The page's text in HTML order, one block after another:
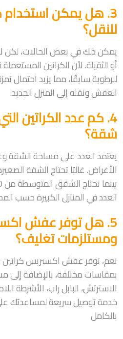
3. هل يمكن
للنقل؟
يمكن ذلك في بعض الحالات، لكن
أو الثقيلة. لأن الكراتين
للرطوبة سابقًا، مما يزيد احتمال
العفش ونقله إلى المنزل الجديد.
4. كم عدد الكراتين
شقة؟
يعتمد العدد على مساحة الشقة
العدد في المنازل الكبيرة حسب
5. هل توفر عفش
ومستلزمات تغليف؟
نعم، توفر عفش اكسبريس
بمقاسات مختلفة، بالإضافة إلى
الاسترتش، البابل راب، الأشرطة
خدمة توصيل سريعة لمساعدتك
بالكامل